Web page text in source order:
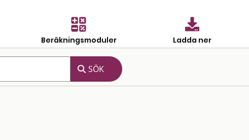
Beräkningsmoduler Ladda ner